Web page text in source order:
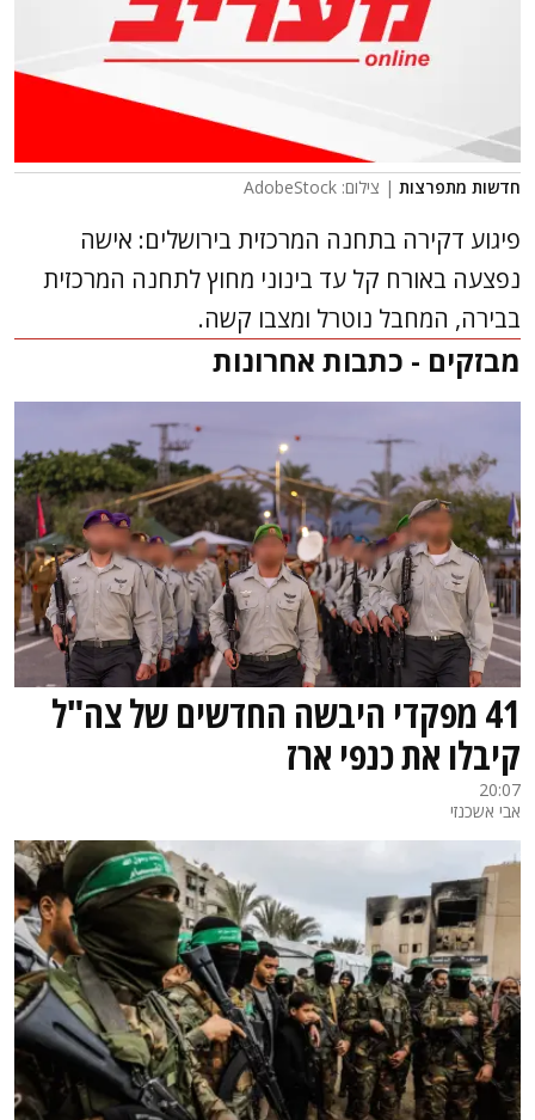
חדשות מתפרצות | צילום: AdobeStock
פיגוע דקירה בתחנה המרכזית בירושלים: אישה
נפצעה באורח קל עד בינוני מחוץ לתחנה המרכזית
בבירה, המחבל נוטרל ומצבו קשה.
מבזקים - כתבות אחרונות
41 מפקדי היבשה החדשים של צה"ל
קיבלו את כנפי ארז
20:07
אבי אשכנזי